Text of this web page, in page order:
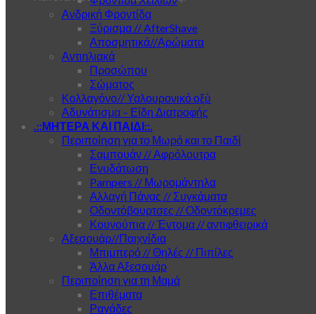
Ανδρική Φροντίδα
Ξύρισμα // AfterShave
Αποσμητικά//Αρώματα
Αντιηλιακά
Προσώπου
Σώματος
Κολλαγόνο// Υαλουρονικό οξύ
Αδυνάτισμα – Είδη Διατροφής
.::ΜΗΤΕΡΑ ΚΑΙ ΠΑΙΔΙ::.
Περιποίηση για το Μωρό και το Παιδί
Σαμπουάν // Αφρόλουτρα
Ενυδάτωση
Pampers // Μωρομάντηλα
Αλλαγή Πάνας // Συγκάματα
Οδοντόβουρτσες // Οδοντόκρεμες
Κουνούπια // Έντομα // αντιφθειρικά
Αξεσουάρ//Παιχνίδια
Μπιμπερό // Θηλές // Πιπίλες
Άλλα Αξεσουάρ
Περιποίηση για τη Μαμά
Επιθέματα
Ραγάδες